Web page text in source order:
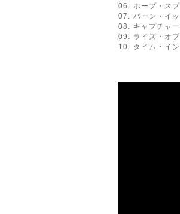
06. ホープ・ス
07. バーン・イ
08. キャプチャ
09. ライズ・オ
10. タイム・イ